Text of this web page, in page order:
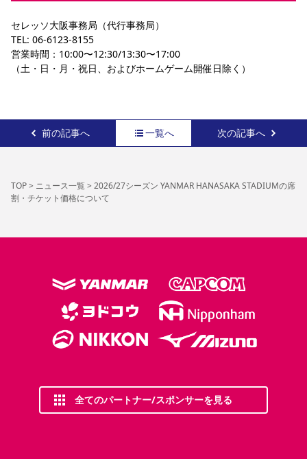
セレッソ大阪事務局（代行事務局）
TEL: 06-6123-8155
営業時間：10:00〜12:30/13:30〜17:00
（土・日・月・祝日、およびホームゲーム開催日除く）
前の記事へ 一覧へ 次の記事へ
TOP> ニュース一覧> 2026/27シーズン YANMAR HANASAKA STADIUMの席
割・チケット価格について
全てのパートナー/スポンサーを見る